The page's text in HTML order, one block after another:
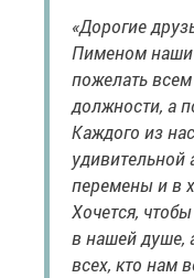
«Дорогие
Пименом наши
пожелать
должности, а
Каждого из
перемены и в
Хочется,
в нашей душе,
всех, кто нам